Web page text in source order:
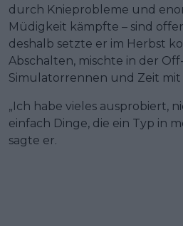
durch Knieprobleme und
Müdigkeit kämpfte – sind
deshalb setzte er im Herbst
Abschalten, mischte in der
Simulatorrennen und Zeit
„Ich habe vieles ausprobiert,
einfach Dinge, die ein Typ in
sagte er.